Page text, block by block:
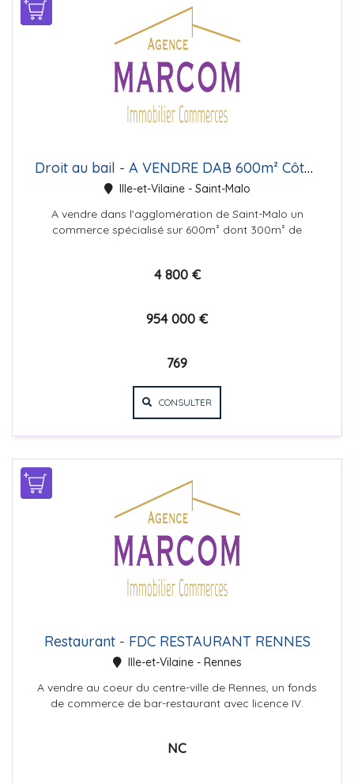
Droit au bail - A VENDRE DAB 600m² Côte d'Emeraude
Ille-et-Vilaine - Saint-Malo
A vendre dans l'agglomération de Saint-Malo un
commerce spécialisé sur 600m² dont 300m² de
4 800 €
954 000 €
769
CONSULTER
Restaurant - FDC RESTAURANT RENNES
Ille-et-Vilaine - Rennes
A vendre au coeur du centre-ville de Rennes, un fonds
de commerce de bar-restaurant avec licence IV.
NC